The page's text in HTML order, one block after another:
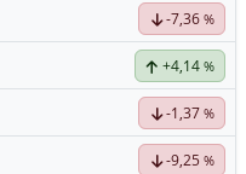
-7,36 %
+4,14 %
-1,37 %
-9,25 %